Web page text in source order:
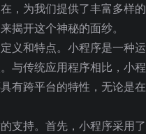
，为我们提供了丰富多样
揭开这个神秘的面纱。
义和特点。小程序是一种
与传统应用程序相比，小
有跨平台的特性，无论是
支持。首先，小程序采用